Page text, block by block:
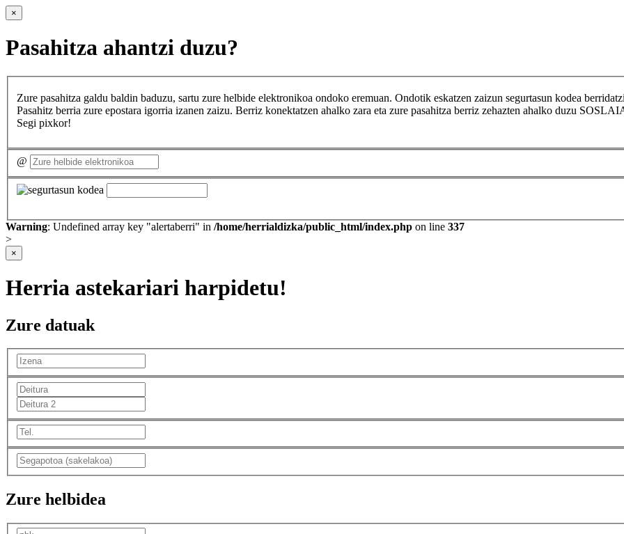
×
Pasahitza ahantzi duzu?
Zure pasahitza galdu baldin baduzu, sartu zure helbide elektronikoa ondoko eremuan. Ondotik eskatzen zaizun segurtasun kodea
Pasahitz berria zure epostara igorria izanen zaizu. Berriz konektatzen ahalko zara eta zure pasahitza berriz zehazten ahalko duzu
Segi pixkor!
@
Warning: Undefined array key "alertaberri" in /home/herrialdizka/public_html/index.php on line 337
>
×
Herria astekariari harpidetu!
Zure datuak
Zure helbidea